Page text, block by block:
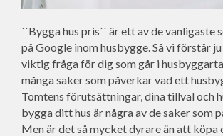
``Bygga hus pris`` är ett av de vanligaste
på Google inom husbygge. Så vi förstår
viktig fråga för dig som går i
många saker som påverkar vad ett
Tomtens förutsättningar, dina tillval och
bygga ditt hus är några av de saker som
Men är det så mycket dyrare än att köpa